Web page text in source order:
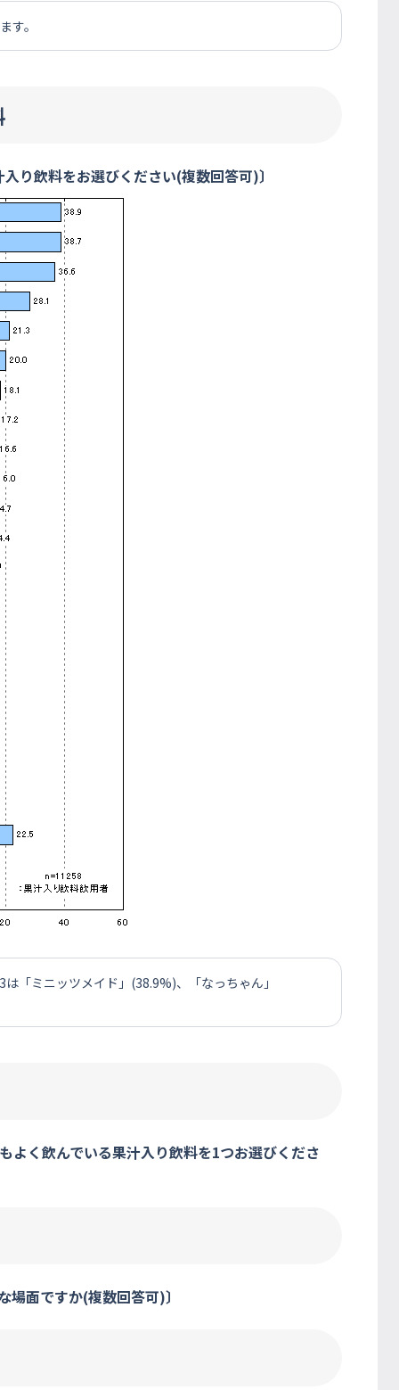
す。
り飲料をお選びください(複数回答可)〕
「ミニッツメイド」(38.9%)、「なっちゃん」
よく飲んでいる果汁入り飲料を1つお選びくださ
面ですか(複数回答可)〕